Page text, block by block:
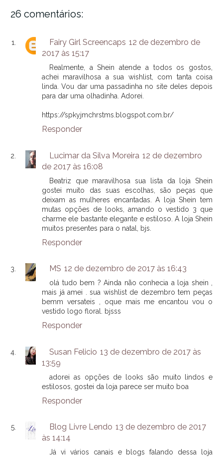
26 comentários:
Fairy Girl Screencaps 12 de dezembro de
2017 às 15:17
Realmente, a Shein atende a todos os gostos,
achei maravilhosa a sua wishlist, com tanta coisa
linda. Vou dar uma passadinha no site deles depois
para dar uma olhadinha. Adorei.
https://spkyjmchrstms.blogspot.com.br/
Responder
Lucimar da Silva Moreira 12 de dezembro
de 2017 às 16:08
Beatriz que maravilhosa sua lista da loja Shein
gostei muito das suas escolhas, são peças que
deixam as mulheres encantadas. A loja Shein tem
mutas opções de looks, amando o vestido 3 que
charme ele bastante elegante e estiloso. A loja Shein
muitos presentes para o natal, bjs.
Responder
MS 12 de dezembro de 2017 às 16:43
olá tudo bem ? Ainda não conhecia a loja shein ,
mais já amei . sua wishlist de dezembro tem peças
bemm versateis , oque mais me encantou vou o
vestido logo floral. bjsss
Responder
Susan Felicio 13 de dezembro de 2017 às
13:59
adorei as opções de looks são muito lindos e
estilosos, gostei da loja parece ser muito boa
Responder
Blog Livre Lendo 13 de dezembro de 2017
às 14:14
Já vi vários canais e blogs falando dessa loja